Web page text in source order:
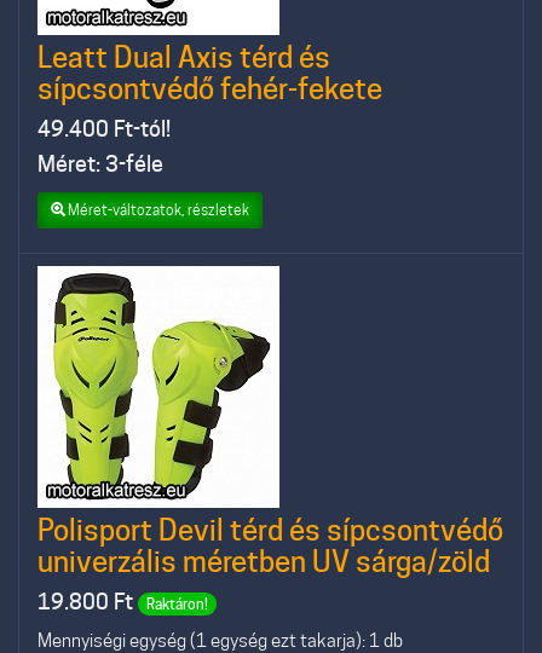
Leatt Dual Axis térd és
sípcsontvédő fehér-fekete
49.400 Ft-tól!
Méret: 3-féle
Méret-változatok, részletek
Polisport Devil térd és sípcsontvédő
univerzális méretben UV sárga/zöld
19.800 Ft Raktáron!
Mennyiségi egység (1 egység ezt takarja): 1 db